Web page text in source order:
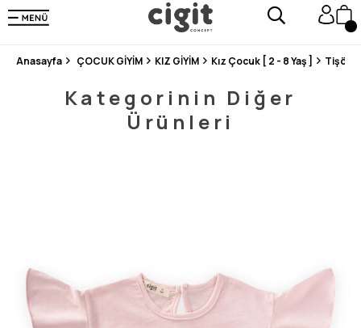
250.000'DEN FAZLA DEĞERLENDİRMEDE 5 ÜZERİNDEN 4.8 PUAN ALDI ⭐⭐⭐⭐⭐
3 MİLYONDAN FAZLA MUTLU MÜŞTERİ ❤️ 10 MİLYON ÜRÜN
Anasayfa ÇOCUK GİYİM KIZ GİYİM Kız Çocuk [ 2 - 8 Yaş ] Tişört
Kategorinin Diğer
Ürünleri